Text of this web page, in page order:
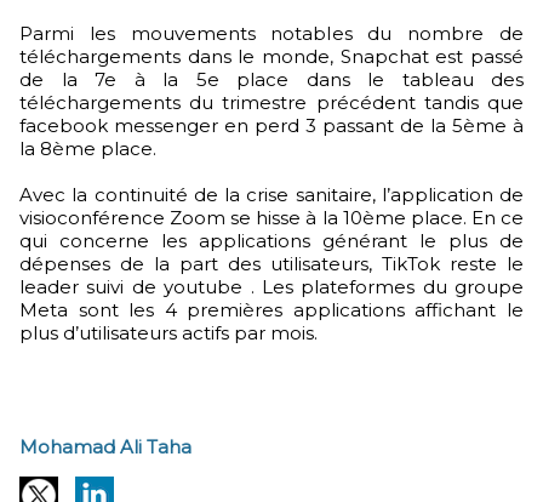
Parmi les mouvements notables du nombre de
téléchargements dans le monde, Snapchat est passé
de la 7e à la 5e place dans le tableau des
téléchargements du trimestre précédent tandis que
facebook messenger en perd 3 passant de la 5ème à
la 8ème place.
Avec la continuité de la crise sanitaire, l’application de
visioconférence Zoom se hisse à la 10ème place. En ce
qui concerne les applications générant le plus de
dépenses de la part des utilisateurs, TikTok reste le
leader suivi de youtube . Les plateformes du groupe
Meta sont les 4 premières applications affichant le
plus d’utilisateurs actifs par mois.
Mohamad Ali Taha